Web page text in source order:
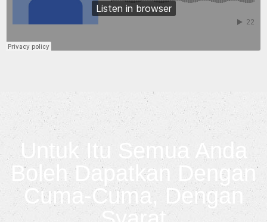
Untuk Itu Semua Anda
Boleh Dapatkan Dengan
Cuma-Cuma, Dengan